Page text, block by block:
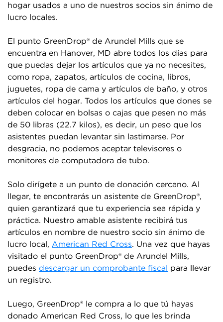
hogar usados a uno de nuestros socios sin ánimo de
lucro locales.
El punto GreenDrop® de Arundel Mills que se
encuentra en Hanover, MD abre todos los días para
que puedas dejar los artículos que ya no necesites,
como ropa, zapatos, artículos de cocina, libros,
juguetes, ropa de cama y artículos de baño, y otros
artículos del hogar. Todos los artículos que dones se
deben colocar en bolsas o cajas que pesen no más
de 50 libras (22.7 kilos), es decir, un peso que los
asistentes puedan levantar sin lastimarse. Por
desgracia, no podemos aceptar televisores o
monitores de computadora de tubo.
Solo dirígete a un punto de donación cercano. Al
llegar, te encontrarás un asistente de GreenDrop®,
quien garantizará que tu experiencia sea rápida y
práctica. Nuestro amable asistente recibirá tus
artículos en nombre de nuestro socio sin ánimo de
lucro local, American Red Cross. Una vez que hayas
visitado el punto GreenDrop® de Arundel Mills,
puedes descargar un comprobante fiscal para llevar
un registro.
Luego, GreenDrop® le compra a lo que tú hayas
donado American Red Cross, lo que les brinda